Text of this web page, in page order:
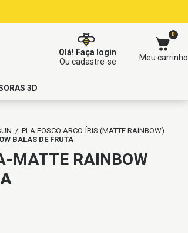
Olá! Faça login
Ou cadastre-se
0
Meu carrinho
3D
/ PLA FOSCO ARCO-ÍRIS (MATTE RAINBOW)
BALAS DE FRUTA
MATTE RAINBOW